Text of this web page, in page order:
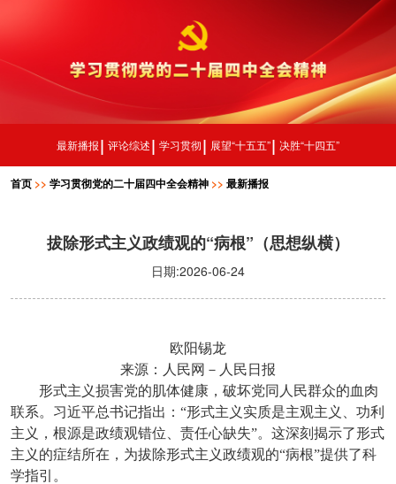
最新播报 评论综述 学习贯彻 展望“十五五” 决胜“十四五”
首页 >> 学习贯彻党的二十届四中全会精神 >> 最新播报
拔除形式主义政绩观的“病根”（思想纵横）
日期:2026-06-24
欧阳锡龙
来源：人民网－人民日报
形式主义损害党的肌体健康，破坏党同人民群众的血肉
联系。习近平总书记指出：“形式主义实质是主观主义、功利
主义，根源是政绩观错位、责任心缺失”。这深刻揭示了形式
主义的症结所在，为拔除形式主义政绩观的“病根”提供了科
学指引。